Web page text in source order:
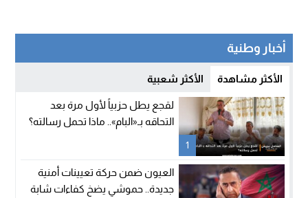
أخبار وطنية
الأكثر مشاهدة الأكثر شعبية
1
لقجع يطل حزبياً لأول مرة بعد
التحاقه بـ«البام».. ماذا تحمل رسالته؟
العيون ضمن حركة تعيينات أمنية
جديدة.. حموشي يضخ كفاءات شابة